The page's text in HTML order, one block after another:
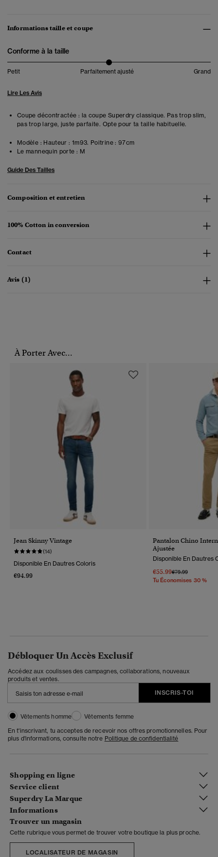
Informations taille et coupe
Conforme à la taille
Petit Parfaitement ajusté Grand
Lire Les Avis
Coupe décontractée : la coupe Superdry classique. Pas trop slim,
pas trop large, juste parfaite. Opte pour ta taille habituelle.
Modèle : Hauteur : 1m93. Poitrine : 97cm
Le mannequin porte : M
Guide Des Tailles
Composition et entretien
100% Cotton in conversion
Contact
Avis (1)
À Porter Avec...
Jean Skinny Vintage
(14)
Disponible En Dautres Coloris
€94.99
Pantalon Chino
Ajustée
Disponible En Dautres
€55.99Prix Réduit De
€79.99À
Tu Économises 30 %
Débloquer Un Accès Exclusif
Accédez aux coulisses des campagnes, collaborations, nouveaux
produits et ventes.
INSCRIS-TOI
Vêtements homme
Vêtements femme
En t'inscrivant, tu acceptes de recevoir nos offres promotionnelles. Pour
plus d'informations, consulte notre Politique de confidentialité
Shopping en ligne
Service client
Superdry La Marque
Informations
Trouver un magasin
Cette rubrique vous permet de trouver votre boutique la plus proche.
LOCALISATEUR DE MAGASIN